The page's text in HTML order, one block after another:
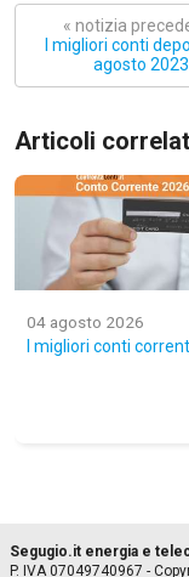
« notizia
I migliori conti
agosto 2023
Articoli
04 agosto 2026
I migliori conti
Segugio.it energia e
P. IVA 07049740967 -